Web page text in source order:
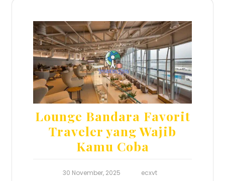
Lounge Bandara Favorit
Traveler yang Wajib
Kamu Coba
30 November, 2025
ecxvt